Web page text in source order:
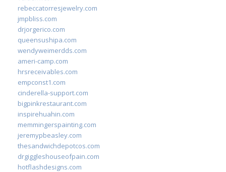
rebeccatorresjewelry.com
jmpbliss.com
drjorgerico.com
queensushipa.com
wendyweimerdds.com
ameri-camp.com
hrsreceivables.com
empconst1.com
cinderella-support.com
bigpinkrestaurant.com
inspirehuahin.com
memmingerspainting.com
jeremypbeasley.com
thesandwichdepotcos.com
drgiggleshouseofpain.com
hotflashdesigns.com